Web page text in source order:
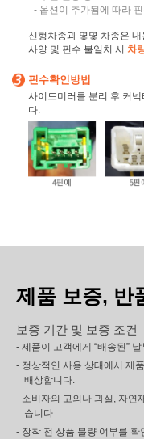
- 옵션이 추가됨에 따라
신형차종과 몇몇 차종은
사양 및 핀수 불일치 시 차
핀수확인방법
사이드미러를 분리 후 커
다.
제품 보증, 반
보증 기간 및 보증 조건
- 제품이 고객에게 “배송된”
- 정상적인 사용 상태에서 제
배상합니다.
- 소비자의 고의나 과실, 자연
습니다.
- 장착 전 상품 불량 여부를 확